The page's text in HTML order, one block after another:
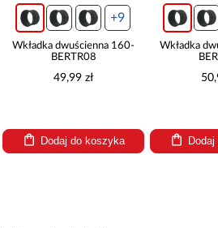
+9
Wkładka dwuścienna 160-
BERTR08
49,99 zł
Dodaj do koszyka
Wkładka